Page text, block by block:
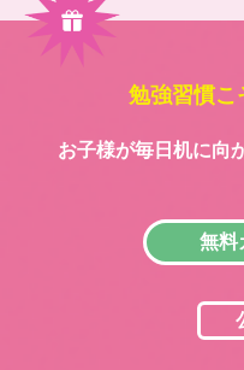
勉強習慣こ
お子様が毎日机に向
無料